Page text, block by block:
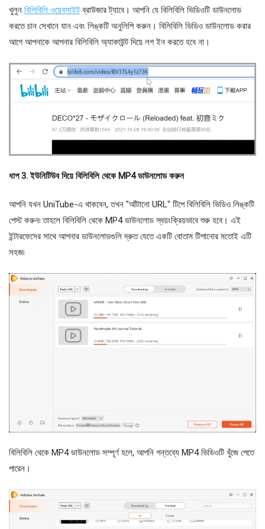
খুলুন বিলিবিলি ওয়েবসাইটব্রাউজার ট্যাবে। আপনি যে বিলিবিলি ভিডিওটি ডাউনলোড
করতে চান সেখানে যান এবং লিঙ্কটি অনুলিপি করুন। বিলিবিলি ভিডিও ডাউনলোড করার
আগে আপনাকে আপনার বিলিবিলি অ্যাকাউন্ট দিয়ে লগ ইন করতে হবে না।
ধাপ 3. ইউনিটিউব দিয়ে বিলিবিলি থেকে MP4 ডাউনলোড করুন
আপনি যখন UniTube-এ থাকবেন, তখন "আঁটানো URL" টিপে বিলিবিলি ভিডিও লিঙ্কটি
পেস্ট করুন৷ তাহলে বিলিবিলি থেকে MP4 ডাউনলোড স্বয়ংক্রিয়ভাবে শুরু হবে। এই
ইন্টারফেসের সাথে আপনার ডাউনলোডগুলি দ্রুত যেতে একটি বোতাম টিপানোর মতোই এটি
সহজ৷
বিলিবিলি থেকে MP4 ডাউনলোড সম্পূর্ণ হলে, আপনি গন্তব্যে MP4 ভিডিওটি খুঁজে পেতে
পারেন।